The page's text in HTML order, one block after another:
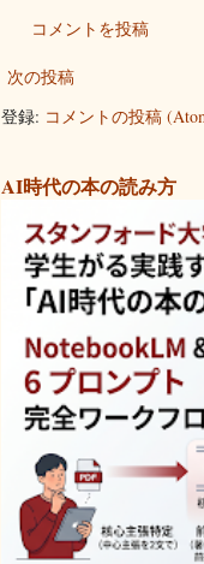
コメントを投稿
次の投稿
登録: コメントの投稿
AI時代の本の読み方